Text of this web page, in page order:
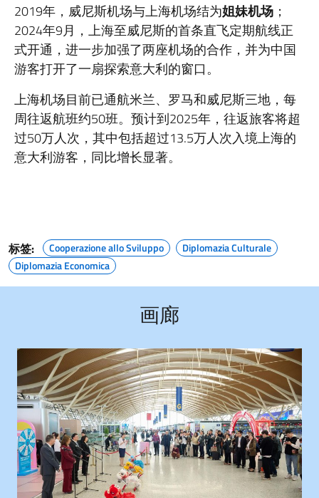
2019年，威尼斯机场与上海机场结为姐妹机场 ；
2024年9月，上海至威尼斯的首条直飞定期航线正
式开通，进一步加强了两座机场的合作，并为中国
游客打开了一扇探索意大利的窗口。
上海机场目前已通航米兰、罗马和威尼斯三地，每
周往返航班约50班。预计到2025年，往返旅客将超
过50万人次，其中包括超过13.5万人次入境上海的
意大利游客，同比增长显著。
标签: Cooperazione allo Sviluppo
Diplomazia Culturale
Diplomazia Economica
画廊